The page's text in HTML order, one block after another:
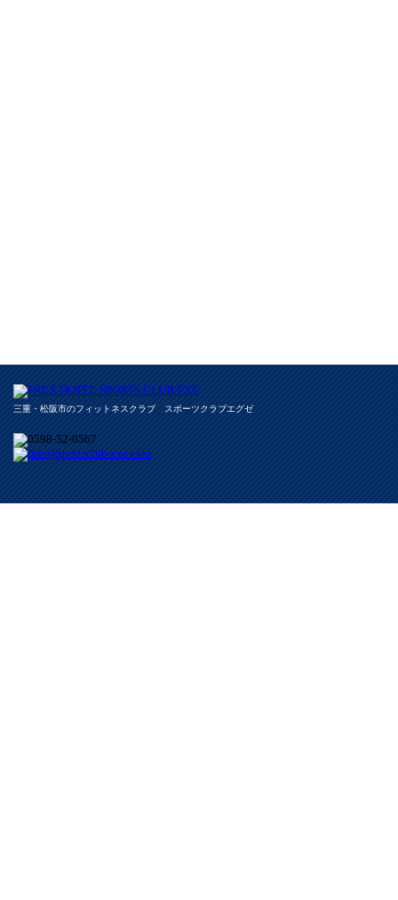
三重・松阪市のフィットネスクラブ スポーツクラブエグゼ